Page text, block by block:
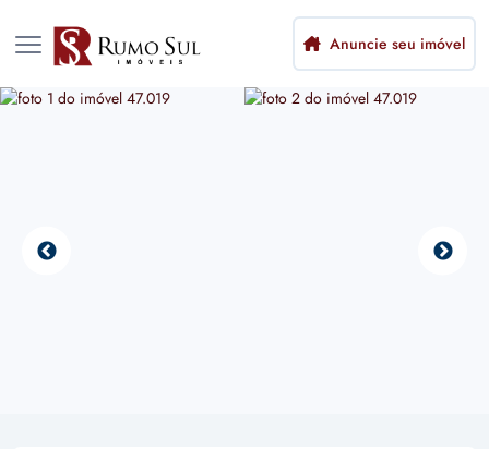
Anuncie seu imóvel